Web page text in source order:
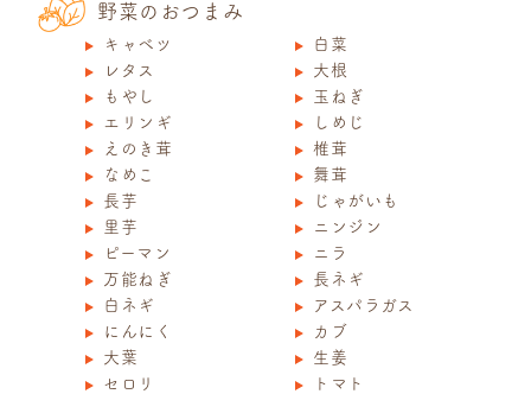
野菜のおつまみ
キャベツ
白菜
レタス
大根
もやし
玉ねぎ
エリンギ
しめじ
えのき茸
椎茸
なめこ
舞茸
長芋
じゃがいも
里芋
ニンジン
ピーマン
ニラ
万能ねぎ
長ネギ
白ネギ
アスパラガス
にんにく
カブ
大葉
生姜
セロリ
トマト